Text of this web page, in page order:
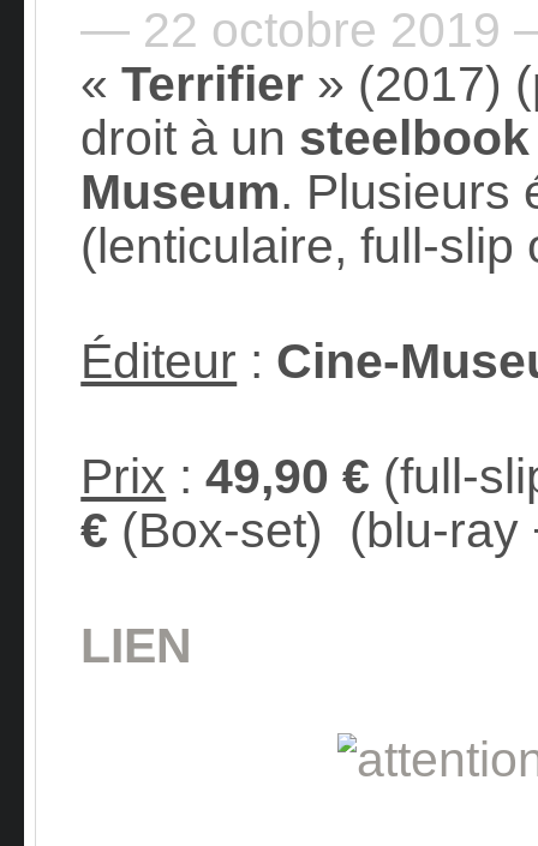
— 22 octobre 2019
«Terrifier » (2017)
droit à un
Museum. Plusieurs
(lenticulaire, full-slip
Éditeur : Cine-
Prix :49,90 € (full-
€ (Box-set) (blu-ray
LIEN